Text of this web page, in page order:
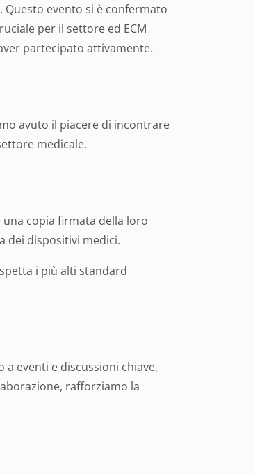
evento si è confermato
per il settore ed ECM
partecipato attivamente.
avuto il piacere di incontrare
medicale.
copia firmata della loro
dei dispositivi medici.
i più alti standard
a eventi e discussioni chiave,
rafforziamo la